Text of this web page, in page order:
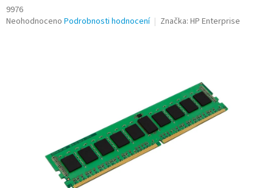
9976
Průměrné
Neohodnoceno Podrobnosti hodnocení Značka: HP Enterprise